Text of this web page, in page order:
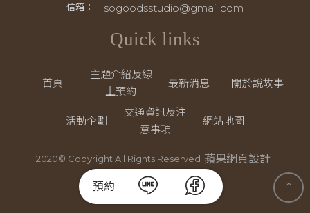
預約
信箱： sogoodsstudio@gmail.com
Quick links
首頁
主題介紹及線
上預約
最新消息 關於說故事
活動企劃
交通資訊及注
意事項
網站地圖
2020© Copyright All Rights Reserved 蘋果網頁設計